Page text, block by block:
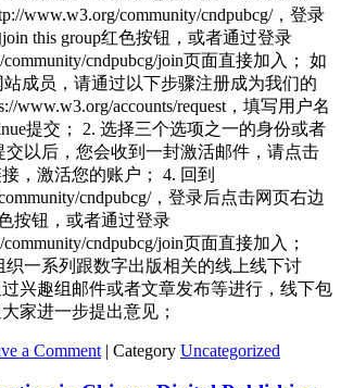
www.w3.org/community/cndpubcg/，登录
this group红色按钮，或者通过登录
cndpubcg/join页面直接加入； 如
成员，请通过以下步骤注册成为我们的
www.w3.org/accounts/request，填写用户名
提交； 2. 选择三个选项之一的身份或者
交以后，您会收到一封激活邮件，请点击
，激活您的账户； 4. 回到
cndpubcg/，登录后点击网页右边
按钮，或者通过登录
cndpubcg/join页面直接加入；
织一系列跟数字出版相关的线上线下讨
兴趣组邮件或者文章发布等进行，线下包
家进一步提出意见；
a Comment | Category Uncategorized